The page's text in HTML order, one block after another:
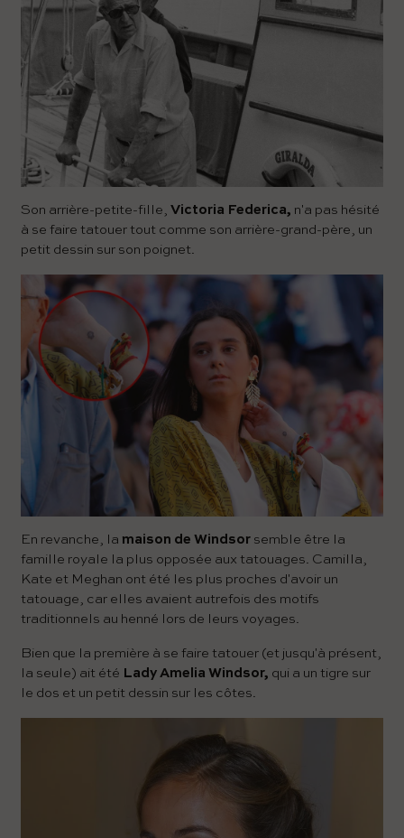
Son arrière-petite-fille, Victoria Federica, n'a pas hésité
à se faire tatouer tout comme son arrière-grand-père, un
petit dessin sur son poignet.
En revanche, la maison de Windsor semble être la
famille royale la plus opposée aux tatouages. Camilla,
Kate et Meghan ont été les plus proches d'avoir un
tatouage, car elles avaient autrefois des motifs
traditionnels au henné lors de leurs voyages.
Bien que la première à se faire tatouer (et jusqu'à présent,
la seule) ait été Lady Amelia Windsor, qui a un tigre sur
le dos et un petit dessin sur les côtes.